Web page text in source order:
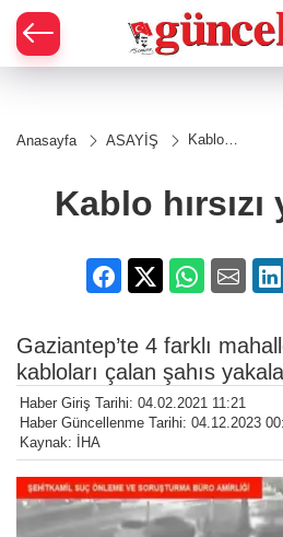
Anasayfa ASAYİŞ
Kablo
Kablo hırsızı
Gaziantep’te 4 farklı
kabloları çalan şahıs
Haber Giriş Tarihi: 04.02.2021 11:21
Haber Güncellenme Tarihi: 04.12.2023
Kaynak: İHA